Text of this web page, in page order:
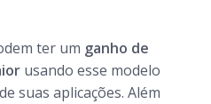
ter um ganho de
usando esse modelo
suas aplicações. Além